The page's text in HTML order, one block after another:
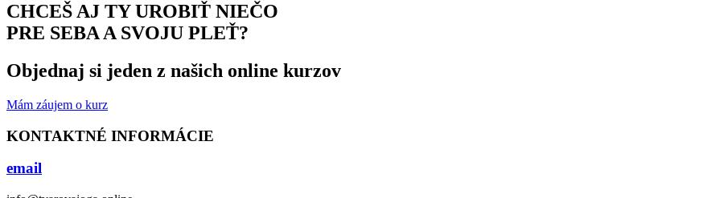
CHCEŠ AJ TY UROBIŤ NIEČO
PRE SEBA A SVOJU PLEŤ?
Objednaj si jeden z našich online kurzov
Mám záujem o kurz
KONTAKTNÉ INFORMÁCIE
email